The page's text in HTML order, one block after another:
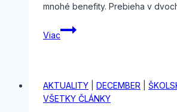
mnohé benefity. Prebieha v
Viac
I.
etapa
Európskej
súťaže
v štatistike
AKTUALITY DECEMBER
VŠETKY ČLÁNKY